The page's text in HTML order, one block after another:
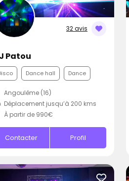
32 avis
Patou
Dance hall Dance
Angoulême (16)
Déplacement jusqu’à 200 kms
À partir de 990€
Contacter Profil